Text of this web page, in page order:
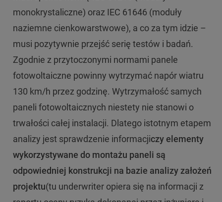
monokrystaliczne) oraz IEC 61646 (moduły
naziemne cienkowarstwowe), a co za tym idzie –
musi pozytywnie przejść serię testów i badań.
Zgodnie z przytoczonymi normami panele
fotowoltaiczne powinny wytrzymać napór wiatru
130 km/h przez godzinę. Wytrzymałość samych
paneli fotowoltaicznych niestety nie stanowi o
trwałości całej instalacji. Dlatego istotnym etapem
analizy jest sprawdzenie informacjiczy elementy
wykorzystywane do montażu paneli są
odpowiedniej konstrukcji na bazie analizy założeń
projektu(tu underwriter opiera się na informacji z